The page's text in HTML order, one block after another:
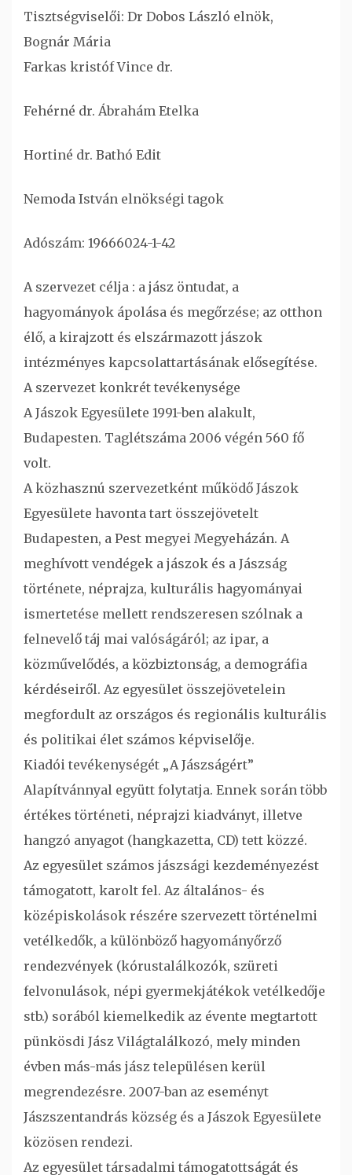
Tisztségviselői: Dr Dobos László elnök,
Bognár Mária
Farkas kristóf Vince dr.
Fehérné dr. Ábrahám Etelka
Hortiné dr. Bathó Edit
Nemoda István elnökségi tagok
Adószám: 19666024-1-42
A szervezet célja : a jász öntudat, a
hagyományok ápolása és megőrzése; az otthon
élő, a kirajzott és elszármazott jászok
intézményes kapcsolattartásának elősegítése.
A szervezet konkrét tevékenysége
A Jászok Egyesülete 1991-ben alakult,
Budapesten. Taglétszáma 2006 végén 560 fő
volt.
A közhasznú szervezetként működő Jászok
Egyesülete havonta tart összejövetelt
Budapesten, a Pest megyei Megyeházán. A
meghívott vendégek a jászok és a Jászság
története, néprajza, kulturális hagyományai
ismertetése mellett rendszeresen szólnak a
felnevelő táj mai valóságáról; az ipar, a
közművelődés, a közbiztonság, a demográfia
kérdéseiről. Az egyesület összejövetelein
megfordult az országos és regionális kulturális
és politikai élet számos képviselője.
Kiadói tevékenységét „A Jászságért”
Alapítvánnyal együtt folytatja. Ennek során több
értékes történeti, néprajzi kiadványt, illetve
hangzó anyagot (hangkazetta, CD) tett közzé.
Az egyesület számos jászsági kezdeményezést
támogatott, karolt fel. Az általános- és
középiskolások részére szervezett történelmi
vetélkedők, a különböző hagyományőrző
rendezvények (kórustalálkozók, szüreti
felvonulások, népi gyermekjátékok vetélkedője
stb.) sorából kiemelkedik az évente megtartott
pünkösdi Jász Világtalálkozó, mely minden
évben más-más jász településen kerül
megrendezésre. 2007-ban az eseményt
Jászszentandrás község és a Jászok Egyesülete
közösen rendezi.
Az egyesület társadalmi támogatottságát és